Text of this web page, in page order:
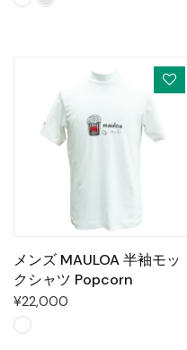
メンズ MAULOA 半袖モッ
クシャツ Popcorn
¥22,000